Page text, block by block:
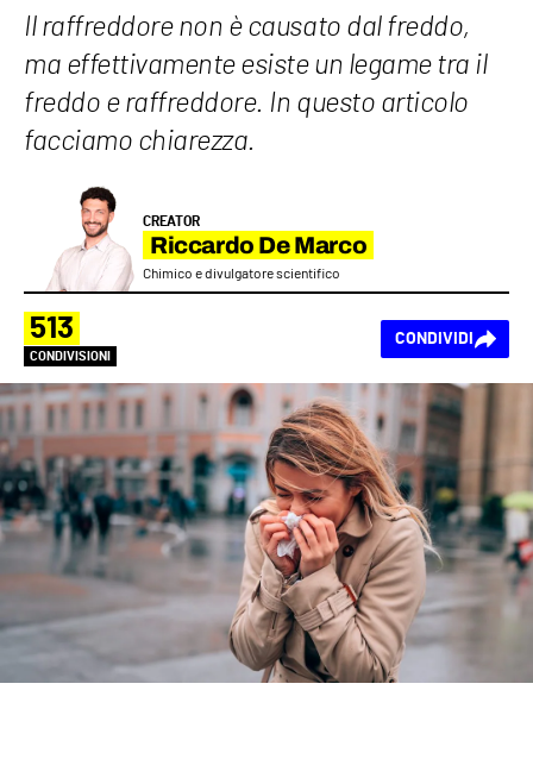
Il raffreddore non è causato dal freddo,
ma effettivamente esiste un legame tra il
freddo e raffreddore. In questo articolo
facciamo chiarezza.
CREATOR
Riccardo De Marco
Chimico e divulgatore scientifico
513
CONDIVISIONI
CONDIVIDI